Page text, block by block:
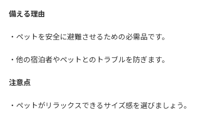
備える理由
・ペットを安全に避難させるための必需品です。
・他の宿泊者やペットとのトラブルを防ぎます。
注意点
・ペットがリラックスできるサイズ感を選びましょう。